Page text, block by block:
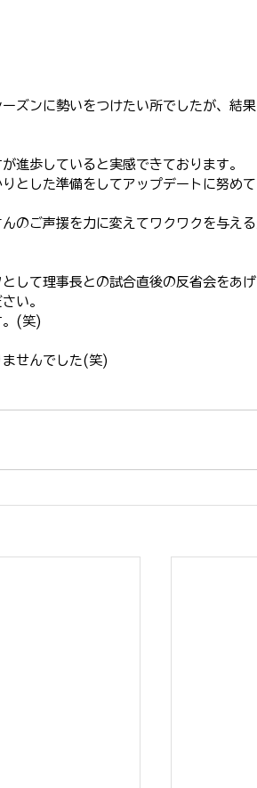
ズンに勢いをつけたい所でしたが、結
進歩していると実感できております。
とした準備をしてアップデートに努めて
のご声援を力に変えてワクワクを与え
して理事長との試合直後の反省会をあ
い。
。(笑)
せんでした(笑)